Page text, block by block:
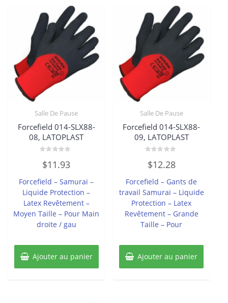
Salle De Pause
Forcefield 014-SLX88-
08, LATOPLAST
0
sur
$11.93
Forcefield – Samurai –
Liquide Protection –
Latex Revêtement –
Moyen Taille – Pour Main
droite / gau
Ajouter au panier
Salle De Pause
Forcefield 014-SLX88-
09, LATOPLAST
0
sur
$12.28
Forcefield – Gants de
travail Samurai – Liquide
Protection – Latex
Revêtement – Grande
Taille – Pour
Ajouter au panier